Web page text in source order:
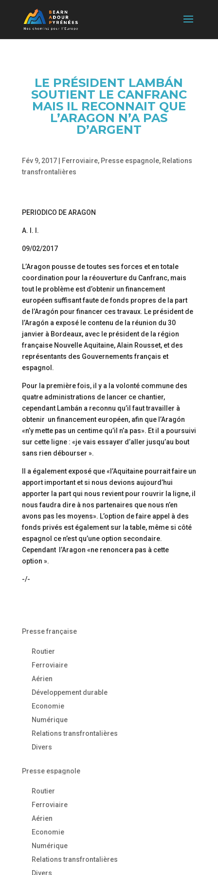
LE PRÉSIDENT LAMBÁN
SOUTIENT LE CANFRANC
MAIS IL RECONNAIT QUE
L’ARAGON N’A PAS
D’ARGENT
Fév 9, 2017| Ferroviaire, Presse espagnole, Relations
transfrontalières
PERIODICO DE ARAGON
A. I. I.
09/02/2017
L’Aragon pousse de toutes ses forces et en totale
coordination pour la réouverture du Canfranc, mais
tout le problème est d’obtenir un financement
européen suffisant faute de fonds propres de la part
de l’Aragón pour financer ces travaux. Le président de
l’Aragón a exposé le contenu de la réunion du 30
janvier à Bordeaux, avec le président de la région
française Nouvelle Aquitaine, Alain Rousset, et des
représentants des Gouvernements français et
espagnol.
Pour la première fois, il y a la volonté commune des
quatre administrations de lancer ce chantier,
cependant Lambán a reconnu qu’il faut travailler à
obtenir un financement européen, afin que l’Aragón
«n’y mette pas un centime qu’il n’a pas». Et il a poursuivi
sur cette ligne : «je vais essayer d’aller jusqu’au bout
sans rien débourser ».
Il a également exposé que «l’Aquitaine pourrait faire un
apport important et si nous devions aujourd’hui
apporter la part qui nous revient pour rouvrir la ligne, il
nous faudra dire à nos partenaires que nous n’en
avons pas les moyens». L’option de faire appel à des
fonds privés est également sur la table, même si côté
espagnol ce n’est qu’une option secondaire.
Cependant l’Aragon «ne renoncera pas à cette
option ».
-/-
Presse française
Routier
Ferroviaire
Aérien
Développement durable
Economie
Numérique
Relations transfrontalières
Divers
Presse espagnole
Routier
Ferroviaire
Aérien
Economie
Numérique
Relations transfrontalières
Divers